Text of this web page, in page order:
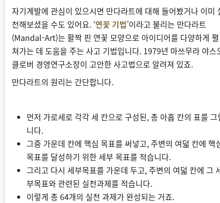
자기계발에 관심이 있으시면 만다라트에 대해 들어봤거나 이미
천해보셨을 수도 있어요. ‘연꽃 기법’이라고 불리는 만다라트
(Mandal-Art)는 활짝 핀 연꽃 모양으로 아이디어를 다양하게 펼
쳐가는 데 도움을 주는 사고 기법입니다. 1979년 마쓰무라 야스
클로버 경영연구소장이 고안한 사고법으로 알려져 있죠.
만다라트의 원리는 간단합니다.
먼저 가로세로 각각 세 칸으로 구성된, 총 아홉 칸의 표를 그
니다.
그중 가운데 칸에 핵심 목표를 써넣고, 주변의 여덟 칸에 핵
목표를 달성하기 위한 세부 목표를 적습니다.
그리고 다시 세부목표를 가운데 두고, 주변의 여덟 칸에 그
부목표와 관련된 실천과제를 적습니다.
이렇게 총 64개의 실천 과제가 완성되는 거죠.